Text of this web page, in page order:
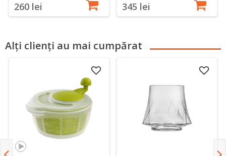
260 lei 345 lei
Alți clienți au mai cumpărat